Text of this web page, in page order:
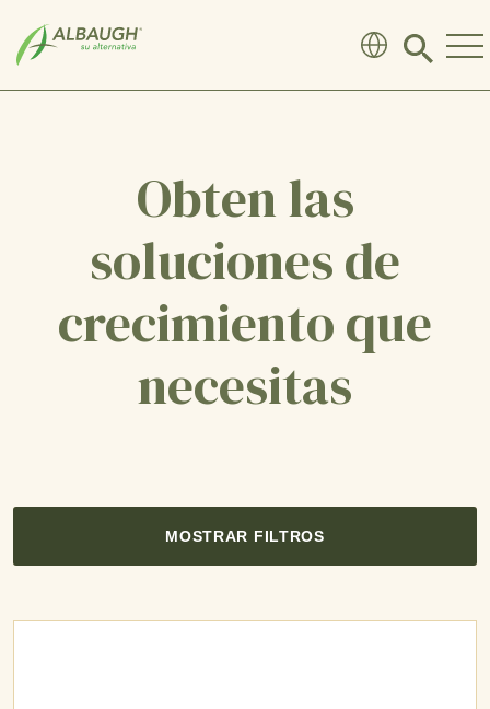
Click
search
Obten las
soluciones de
crecimiento que
necesitas
MOSTRAR FILTROS